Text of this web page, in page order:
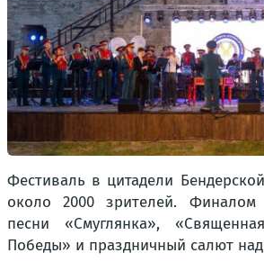
Фестиваль в цитадели
около 2000 зрителей. Финалом
песни «Смуглянка»,
Победы» и праздничный салют